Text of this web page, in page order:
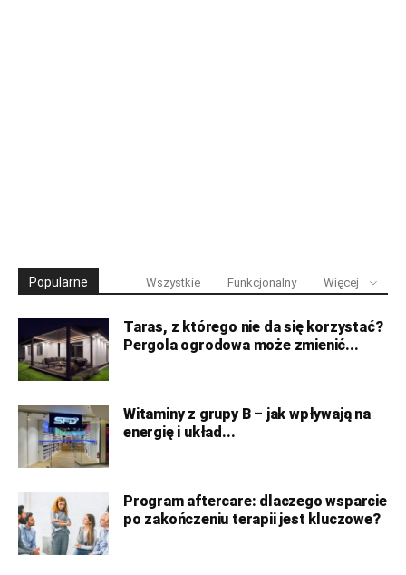
Popularne Wszystkie Funkcjonalny Więcej
Taras, z którego nie da się korzystać?
Pergola ogrodowa może zmienić...
Witaminy z grupy B – jak wpływają na
energię i układ...
Program aftercare: dlaczego wsparcie
po zakończeniu terapii jest kluczowe?